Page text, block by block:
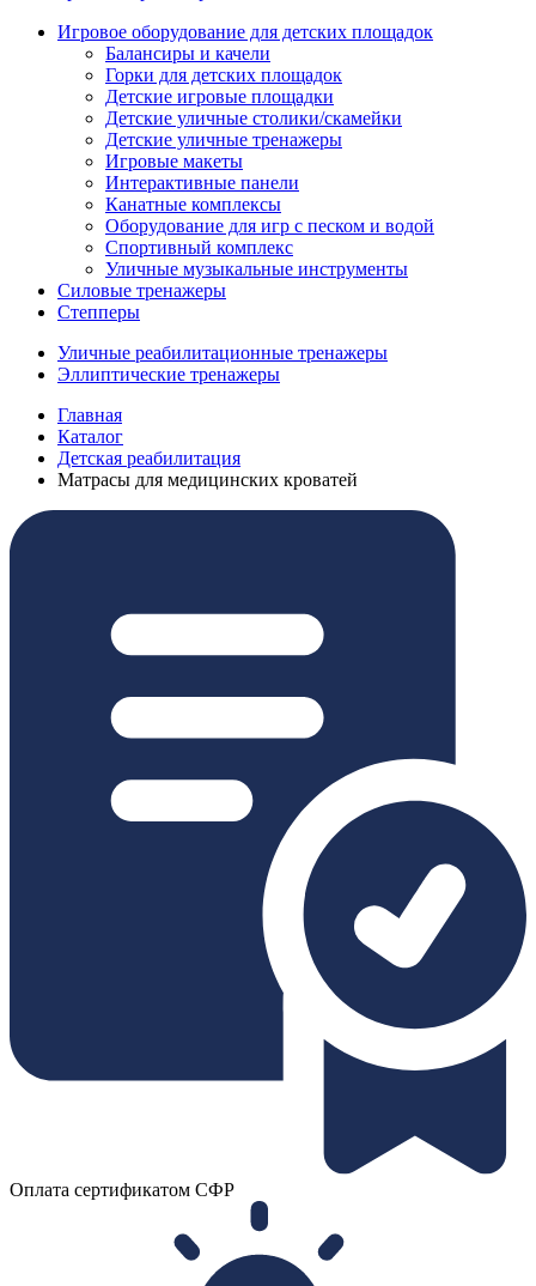
Игровое оборудование для детских площадок
Балансиры и качели
Горки для детских площадок
Детские игровые площадки
Детские уличные столики/скамейки
Детские уличные тренажеры
Игровые макеты
Интерактивные панели
Канатные комплексы
Оборудование для игр с песком и водой
Спортивный комплекс
Уличные музыкальные инструменты
Силовые тренажеры
Степперы
Уличные реабилитационные тренажеры
Эллиптические тренажеры
Главная
Каталог
Детская реабилитация
Матрасы для медицинских кроватей
Оплата сертификатом СФР